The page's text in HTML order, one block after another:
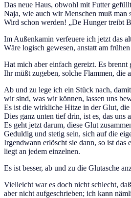
Das neue Haus, obwohl mit Futter
Naja, wie auch wir Menschen muß man
Wird schon werden! „De Hunger treibt
Im Außenkamin verfeuere ich jetzt das
Wäre logisch gewesen, anstatt am
Hat mich aber einfach gereizt. Es brennt
Ihr müßt zugeben, solche Flammen, die
Ab und zu lege ich ein Stück nach,
wir sind, was wir können, lassen uns
Es ist die wirkliche Hitze in der Glut,
Dies ganz unten tief drin, ist es, das uns
Es geht jetzt darum, diese Glut
Geduldig und stetig sein, sich auf die
Irgendwann erlöscht sie dann, so ist
liegt an jedem einzelnen.
Es ist besser, ab und zu die Glutasche
Vielleicht war es doch nicht schlecht,
aber nicht aufgeschrieben; ich kann